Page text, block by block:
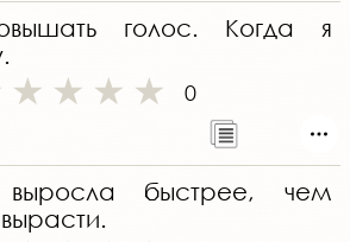
голос. Когда я
0
быстрее, чем